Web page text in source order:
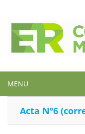
MENU
Acta Nº6